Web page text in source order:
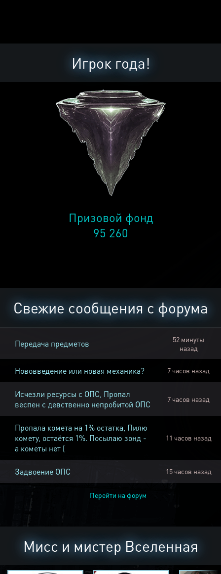
Игрок года!
Призовой фонд
95 260
Свежие сообщения с форума
Передача предметов
52 минуты
назад
Нововведение или новая механика? 7 часов назад
Исчезли ресурсы с ОПС, Пропал
веспен с девственно непробитой ОПС
7 часов назад
Пропала комета на 1% остатка, Пилю
комету, остаётся 1%. Посылаю зонд -
а кометы нет (
11 часов назад
Задвоение ОПС 15 часов назад
Перейти на форум
Мисс и мистер Вселенная